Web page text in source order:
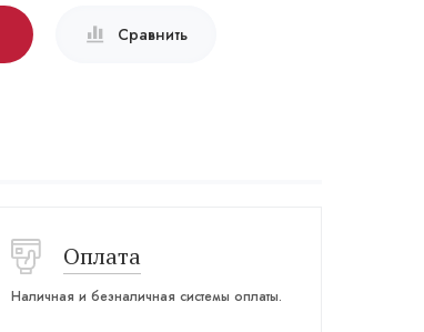
Сравнить
Оплата
Наличная и безналичная системы оплаты.